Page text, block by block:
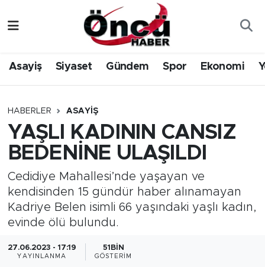
Asayiş Siyaset Gündem Spor Ekonomi
HABERLER ASAYIŞ
YAŞLI KADININ CANSIZ
BEDENİNE ULAŞILDI
Cedidiye Mahallesi’nde yaşayan ve
kendisinden 15 gündür haber alınamayan
Kadriye Belen isimli 66 yaşındaki yaşlı kadın,
evinde ölü bulundu.
27.06.2023 - 17:19
YAYINLANMA
51BIN
GÖSTERIM
Gündem
Sağlık & Çevre
Spor
Yerel Haber
Öncü Radyo Dinle
Öncü TV İzle
Düzce Nöbetçi Eczaneler
Düzce Hava Durumu
Düzce Namaz Vakitleri
Düzce Trafik Yoğunluk Haritası
Süper Lig Puan Durumu ve Fikstür
Tüm Manşetler
Son Dakika Haberleri
Haber Arşivi